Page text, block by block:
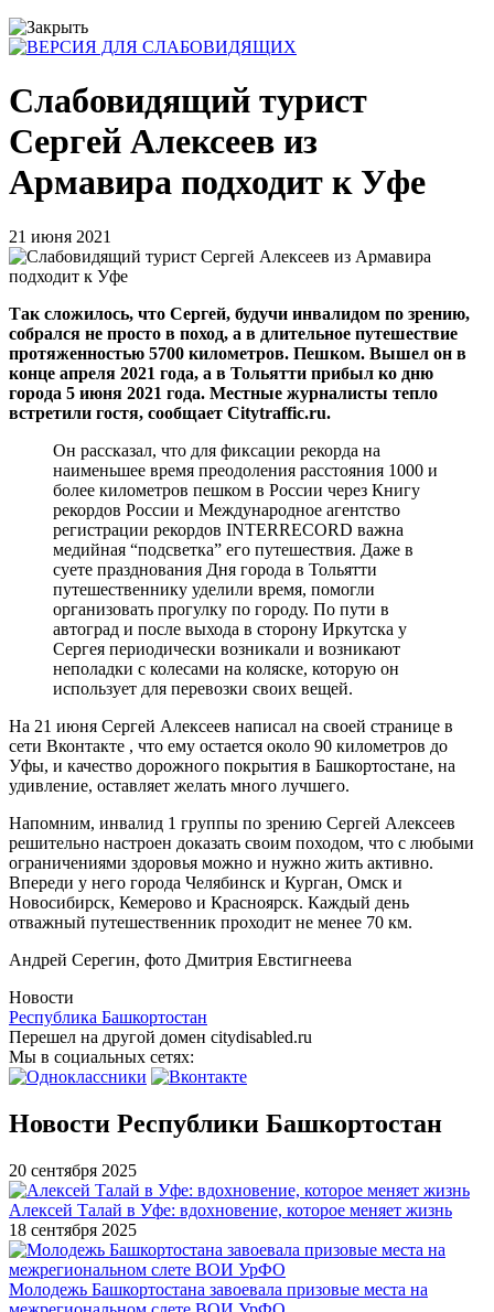
Слабовидящий турист
Сергей Алексеев из
Армавира подходит к Уфе
21 июня 2021
Так сложилось, что Сергей, будучи инвалидом по зрению,
собрался не просто в поход, а в длительное путешествие
протяженностью 5700 километров. Пешком. Вышел он в
конце апреля 2021 года, а в Тольятти прибыл ко дню
города 5 июня 2021 года. Местные журналисты тепло
встретили гостя, сообщает Citytraffic.ru.
Он рассказал, что для фиксации рекорда на
наименьшее время преодоления расстояния 1000 и
более километров пешком в России через Книгу
рекордов России и Международное агентство
регистрации рекордов INTERRECORD важна
медийная “подсветка” его путешествия. Даже в
суете празднования Дня города в Тольятти
путешественнику уделили время, помогли
организовать прогулку по городу. По пути в
автоград и после выхода в сторону Иркутска у
Сергея периодически возникали и возникают
неполадки с колесами на коляске, которую он
использует для перевозки своих вещей.
На 21 июня Сергей Алексеев написал на своей странице в
сети Вконтакте , что ему остается около 90 километров до
Уфы, и качество дорожного покрытия в Башкортостане, на
удивление, оставляет желать много лучшего.
Напомним, инвалид 1 группы по зрению Сергей Алексеев
решительно настроен доказать своим походом, что с любыми
ограничениями здоровья можно и нужно жить активно.
Впереди у него города Челябинск и Курган, Омск и
Новосибирск, Кемерово и Красноярск. Каждый день
отважный путешественник проходит не менее 70 км.
Андрей Серегин, фото Дмитрия Евстигнеева
Новости
Республика Башкортостан
Перешел на другой домен citydisabled.ru
Мы в социальных сетях:
Новости Республики Башкортостан
20 сентября 2025
Алексей Талай в Уфе: вдохновение, которое меняет жизнь
18 сентября 2025
Молодежь Башкортостана завоевала призовые места на